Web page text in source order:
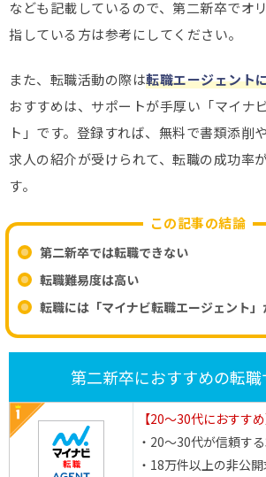
なども記載しているので、第二新卒でオ
指している方は参考にしてください。
また、転職活動の際は転職エージェント
おすすめは、サポートが手厚い「マイナ
ト」です。登録すれば、無料で書類添削
求人の紹介が受けられて、転職の成功率
す。
この記事の結論
第二新卒では転職できない
転職難易度は高い
転職には「マイナビ転職エージェント」
第二新卒におすすめの転職
【20～30代におすすめ
・20～30代が信頼す
・18万件以上の非公